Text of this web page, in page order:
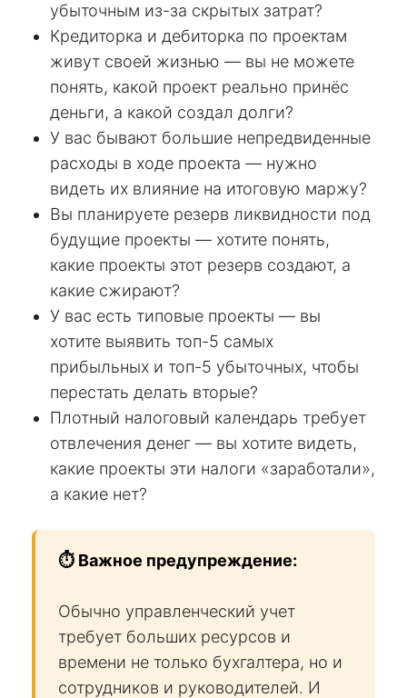
убыточным из-за скрытых затрат?
Кредиторка и дебиторка по проектам
живут своей жизнью — вы не можете
понять, какой проект реально принёс
деньги, а какой создал долги?
У вас бывают большие непредвиденные
расходы в ходе проекта — нужно
видеть их влияние на итоговую маржу?
Вы планируете резерв ликвидности под
будущие проекты — хотите понять,
какие проекты этот резерв создают, а
какие сжирают?
У вас есть типовые проекты — вы
хотите выявить топ-5 самых
прибыльных и топ-5 убыточных, чтобы
перестать делать вторые?
Плотный налоговый календарь требует
отвлечения денег — вы хотите видеть,
какие проекты эти налоги «заработали»,
а какие нет?
⏱️ Важное предупреждение:
Обычно управленческий учет
требует больших ресурсов и
времени не только бухгалтера, но и
сотрудников и руководителей. И